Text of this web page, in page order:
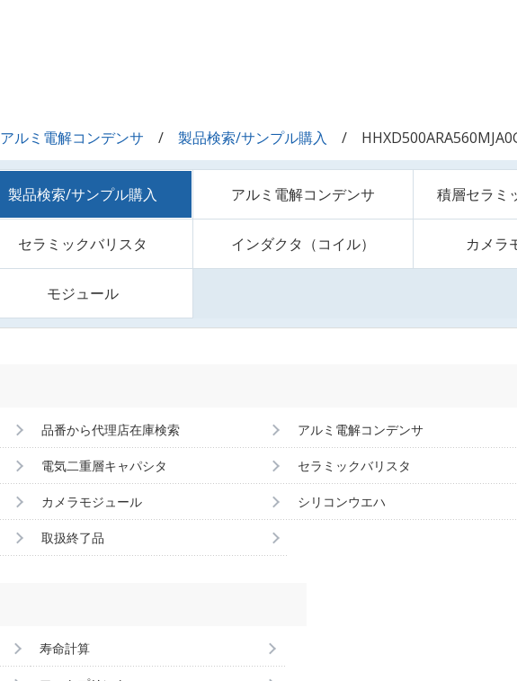
アルミ電解コンデンサ 製品検索/サンプル購入
製品検索/サンプル購入 アルミ電解コンデンサ 積層セラミ
セラミックバリスタ インダクタ（コイル） カメラ
モジュール
品番から代理店在庫検索 アルミ電解コンデンサ
電気二重層キャパシタ セラミックバリスタ
カメラモジュール シリコンウエハ
取扱終了品
寿命計算